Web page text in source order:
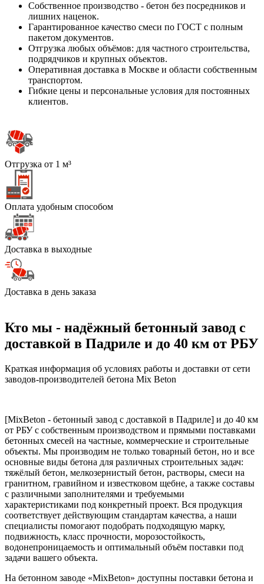
Собственное производство - бетон без посредников и
лишних наценок.
Гарантированное качество смеси по ГОСТ с полным
пакетом документов.
Отгрузка любых объёмов: для частного строительства,
подрядчиков и крупных объектов.
Оперативная доставка в Москве и области собственным
транспортом.
Гибкие цены и персональные условия для постоянных
клиентов.
Отгрузка от 1 м³
Оплата удобным способом
Доставка в выходные
Доставка в день заказа
Кто мы - надёжный бетонный завод с
доставкой в Падриле и до 40 км от РБУ
Краткая информация об условиях работы и доставки от сети
заводов-производителей бетона Mix Beton
[MixBeton - бетонный завод с доставкой в Падриле] и до 40 км
от РБУ с собственным производством и прямыми поставками
бетонных смесей на частные, коммерческие и строительные
объекты. Мы производим не только товарный бетон, но и все
основные виды бетона для различных строительных задач:
тяжёлый бетон, мелкозернистый бетон, растворы, смеси на
гранитном, гравийном и известковом щебне, а также составы
с различными заполнителями и требуемыми
характеристиками под конкретный проект. Вся продукция
соответствует действующим стандартам качества, а наши
специалисты помогают подобрать подходящую марку,
подвижность, класс прочности, морозостойкость,
водонепроницаемость и оптимальный объём поставки под
задачи вашего объекта.
На бетонном заводе «MixBeton» доступны поставки бетона и